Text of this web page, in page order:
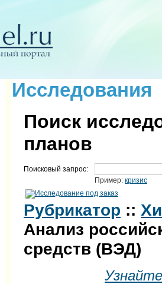
Исследования
Поиск
планов
Поисковый запрос:
Пример: кризис
Рубрикатор ::
Анализ
средств (ВЭД)